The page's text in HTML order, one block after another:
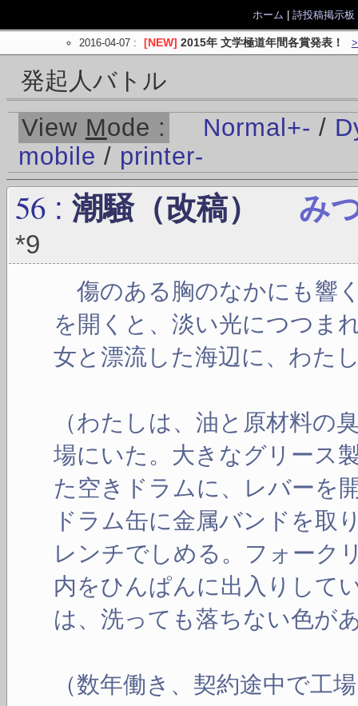
ホーム 詩投稿掲示板
2016-04-07: [NEW] 2015年 文学極道年間各賞発表！
発起人バトル
View Mode : Normal +- /
mobile / printer-
56 : 潮騒（改稿） み
*9
傷のある胸のなかにも響
を開くと、淡い光につつま
女と漂流した海辺に、わた
（わたしは、油と原材料の
場にいた。大きなグリース
た空きドラムに、レバーを
ドラム缶に金属バンドを取
レンチでしめる。フォーク
内をひんぱんに出入りして
は、洗っても落ちない色が
（数年働き、契約途中で工